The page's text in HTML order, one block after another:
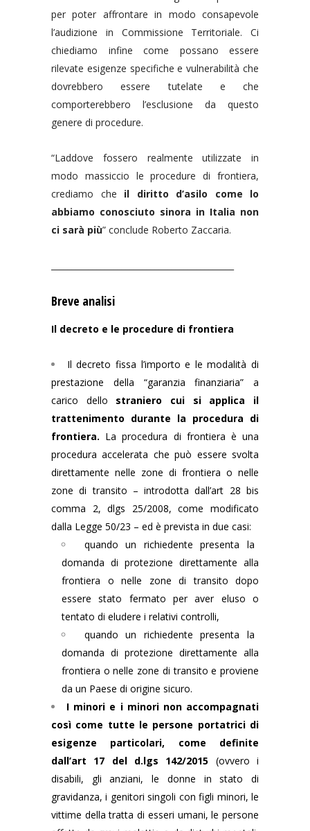
per poter affrontare in modo consapevole
l’audizione in Commissione Territoriale. Ci
chiediamo infine come possano essere
rilevate esigenze specifiche e vulnerabilità che
dovrebbero essere tutelate e che
comporterebbero l’esclusione da questo
genere di procedure.
“Laddove fossero realmente utilizzate in
modo massiccio le procedure di frontiera,
crediamo che il diritto d’asilo come lo
abbiamo conosciuto sinora in Italia non
ci sarà più” conclude Roberto Zaccaria.
Breve analisi
Il decreto e le procedure di frontiera
Il decreto fissa l’importo e le modalità di
prestazione della “garanzia finanziaria” a
carico dello straniero cui si applica il
trattenimento durante la procedura di
frontiera. La procedura di frontiera è una
procedura accelerata che può essere svolta
direttamente nelle zone di frontiera o nelle
zone di transito – introdotta dall’art 28 bis
comma 2, dlgs 25/2008, come modificato
dalla Legge 50/23 – ed è prevista in due casi:
quando un richiedente presenta la
domanda di protezione direttamente alla
frontiera o nelle zone di transito dopo
essere stato fermato per aver eluso o
tentato di eludere i relativi controlli,
quando un richiedente presenta la
domanda di protezione direttamente alla
frontiera o nelle zone di transito e proviene
da un Paese di origine sicuro.
I minori e i minori non accompagnati
così come tutte le persone portatrici di
esigenze particolari, come definite
dall’art 17 del d.lgs 142/2015 (ovvero i
disabili, gli anziani, le donne in stato di
gravidanza, i genitori singoli con figli minori, le
vittime della tratta di esseri umani, le persone